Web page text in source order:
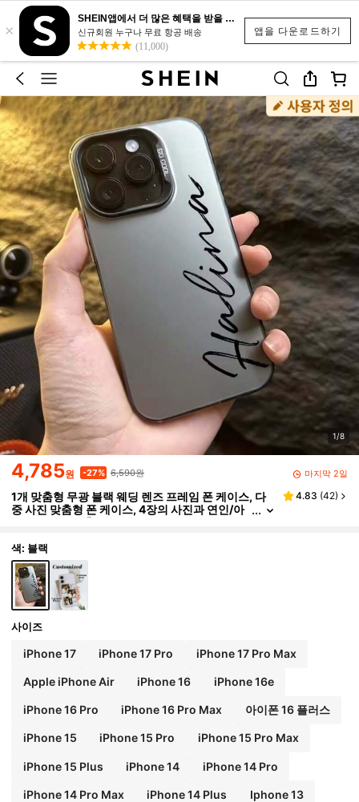
앱을 다운로드하기
×
SHEIN앱에서 더 많은 혜택을 받을 수 있어요.
신규회원 누구나 무료 항공 배송
(11,000)
1/8
4,785원 -27% 6,590원 마지막 2일
1개 맞춤형 무광 블랙 웨딩 렌즈 프레임 폰 케이스, 다
중 사진 맞춤형 폰 케이스, 4장의 사진과 연인/아
내의 이름을 맞춤 설정할 수 있으며, 아이폰 XR, 1
케이스. 투명하고, 세련되고, 생생하며, 귀엽고, 미니멀
하며, 휴대폰과 완벽하게 어울립니다. 친구, 여자친구,
어머니를 위한 독특한 맞춤형 선물입니다.,국제 버전,
국내 버전 아님
4.83 (42)
색: 블랙
사이즈
iPhone 17 iPhone 17 Pro iPhone 17 Pro Max
Apple iPhone Air iPhone 16 iPhone 16e
iPhone 16 Pro iPhone 16 Pro Max 아이폰 16 플러스
iPhone 15 iPhone 15 Pro iPhone 15 Pro Max
iPhone 15 Plus iPhone 14 iPhone 14 Pro
iPhone 14 Pro Max iPhone 14 Plus Iphone 13